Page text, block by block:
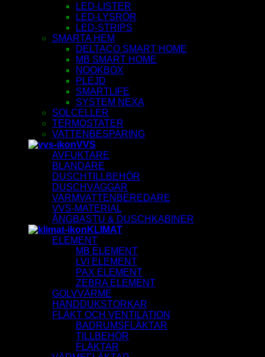
LED-LISTER
LED-LYSRÖR
LED-STRIPS
SMARTA HEM
DELTACO SMART HOME
MB SMART HOME
NOOKBOX
PLEJD
SMARTLIFE
SYSTEM NEXA
SOLCELLER
TERMOSTATER
VATTENBESPARING
VVS
AVFUKTARE
BLANDARE
DUSCHTILLBEHÖR
DUSCHVÄGGAR
VARMVATTENBEREDARE
VVS-MATERIAL
ÅNGBASTU & DUSCHKABINER
KLIMAT
ELEMENT
MB ELEMENT
LVI ELEMENT
PAX ELEMENT
ZEBRA ELEMENT
GOLVVÄRME
HANDDUKSTORKAR
FLÄKT OCH VENTILATION
BADRUMSFLÄKTAR
TILLBEHÖR
FLÄKTAR